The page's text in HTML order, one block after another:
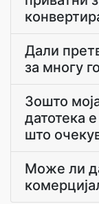
Дали
за многу
Зошто
датотека
што
Може ли